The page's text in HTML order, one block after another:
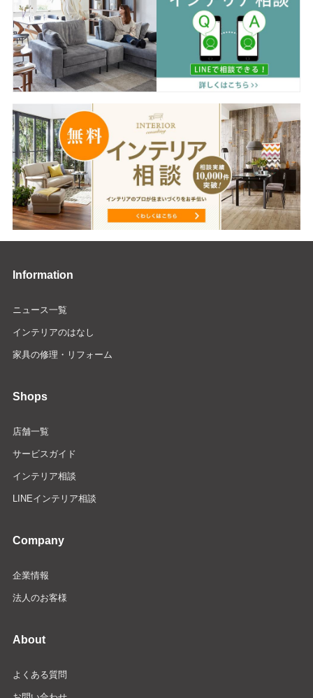
Information
ニュース一覧
インテリアのはなし
家具の修理・リフォーム
Shops
店舗一覧
サービスガイド
インテリア相談
LINEインテリア相談
Company
企業情報
法人のお客様
About
よくある質問